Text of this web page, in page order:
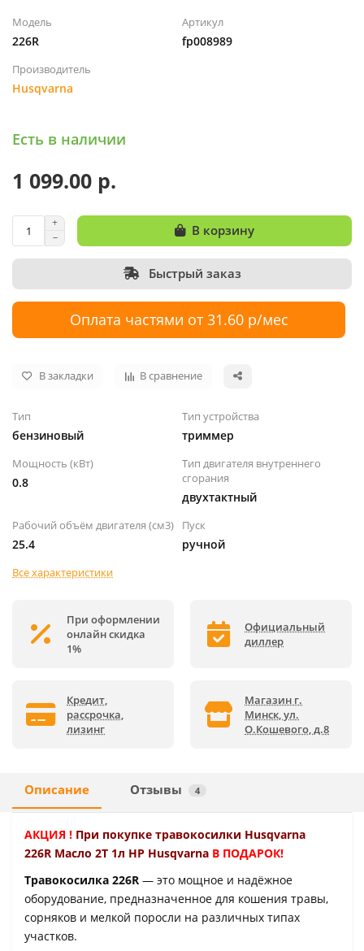
Модель
226R
Артикул
fp008989
Производитель
Husqvarna
Есть в наличии
1 099.00 р.
В корзину
Быстрый заказ
Оплата частями от 31.60 р/мес
В закладки В сравнение
Тип
бензиновый
Тип устройства
триммер
Мощность (кВт)
0.8
Тип двигателя внутреннего
сгорания
двухтактный
Рабочий объём двигателя (см3)
25.4
Пуск
ручной
Все характеристики
При оформлении
онлайн скидка
1%
Официальный
диллер
Кредит,
рассрочка,
лизинг
Магазин г.
Минск, ул.
О.Кошевого, д.8
Описание Отзывы 4
АКЦИЯ ! При покупке травокосилки Husqvarna
226R Масло 2Т 1л HP Husqvarna В ПОДАРОК!
Травокосилка 226R — это мощное и надёжное
оборудование, предназначенное для кошения травы,
сорняков и мелкой поросли на различных типах
участков.